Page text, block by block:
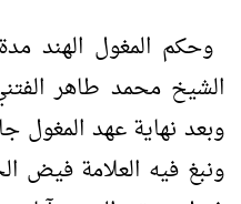
وحكم المغول الهند
الشيخ محمد طاهر
وبعد نهاية عهد المغول
ونبغ فيه العلامة فيض